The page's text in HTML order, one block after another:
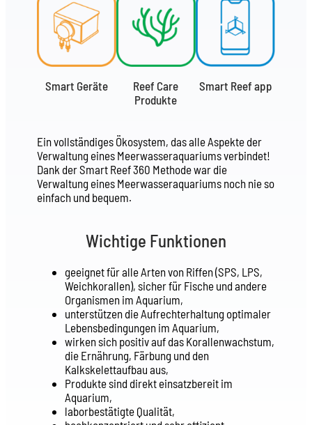
Smart Geräte
Reef Care
Produkte
Smart Reef app
Ein vollständiges Ökosystem, das alle Aspekte der
Verwaltung eines Meerwasseraquariums verbindet!
Dank der Smart Reef 360 Methode war die
Verwaltung eines Meerwasseraquariums noch nie so
einfach und bequem.
Wichtige Funktionen
geeignet für alle Arten von Riffen (SPS, LPS,
Weichkorallen), sicher für Fische und andere
Organismen im Aquarium,
unterstützen die Aufrechterhaltung optimaler
Lebensbedingungen im Aquarium,
wirken sich positiv auf das Korallenwachstum,
die Ernährung, Färbung und den
Kalkskelettaufbau aus,
Produkte sind direkt einsatzbereit im
Aquarium,
laborbestätigte Qualität,